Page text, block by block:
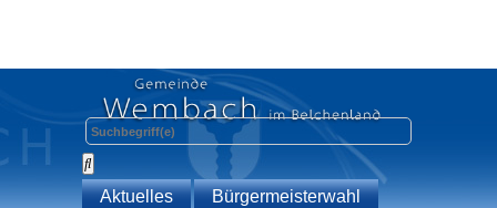
Aktuelles
Bürgermeisterwahl